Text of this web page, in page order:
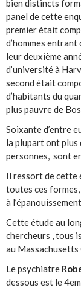
bien distincts
panel de cette
premier était
d’hommes entrant
leur deuxième
d’université à
second était
d’habitants du
plus pauvre de
Soixante d’entre
la plupart ont plus
personnes, sont
Il ressort de cette
toutes ces
à
Cette étude au
chercheurs , tous
au
Le psychiatre
dessous est le